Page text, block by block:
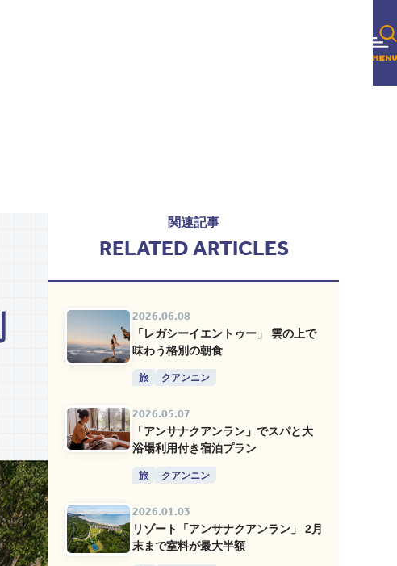
関連記事
RELATED ARTICLES
2026.06.08
「レガシーイエントゥー」 雲の上で
味わう格別の朝食
旅 クアンニン
2026.05.07
「アンサナクアンラン」でスパと大
浴場利用付き宿泊プラン
旅 クアンニン
2026.01.03
リゾート「アンサナクアンラン」 2月
末まで室料が最大半額